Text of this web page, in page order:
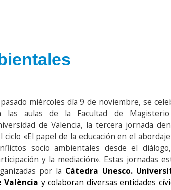
miércoles día 9 de noviembre, se
las aulas de la Facultad de
de Valencia, la tercera jornada
ciclo «El papel de la educación en el
socio ambientales desde el
y la mediación». Estas jornadas
por la Cátedra Unesco.
València y colaboran diversas entidades